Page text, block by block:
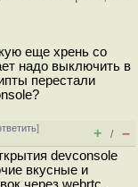
еще хрень со
надо выключить в
перестали
]
+ / –
devconsole
вкусные и